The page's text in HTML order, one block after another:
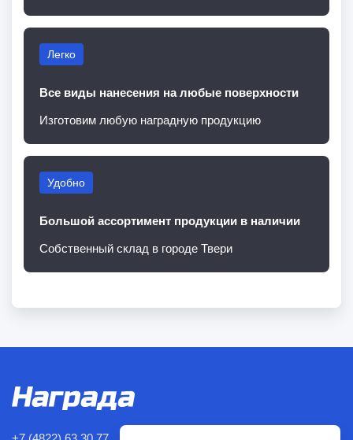
Легко
Все виды нанесения на любые поверхности
Изготовим любую наградную продукцию
Удобно
Большой ассортимент продукции в наличии
Собственный склад в городе Твери